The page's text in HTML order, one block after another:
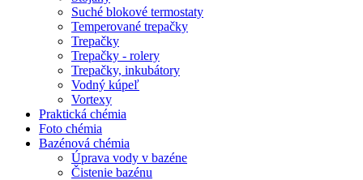
Suché blokové termostaty
Temperované trepačky
Trepačky
Trepačky - rolery
Trepačky, inkubátory
Vodný kúpeľ
Vortexy
Praktická chémia
Foto chémia
Bazénová chémia
Úprava vody v bazéne
Čistenie bazénu